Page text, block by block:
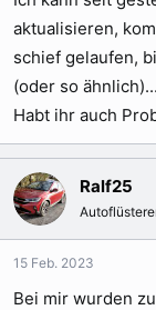
aktualisieren,
schief gelaufen,
(oder so ähnlich)...
Habt ihr auch
Ralf25
15 Feb. 2023
Bei mir wurden